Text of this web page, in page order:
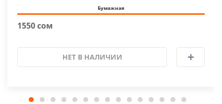
Бумажная
1550 сом
НЕТ В НАЛИЧИИ